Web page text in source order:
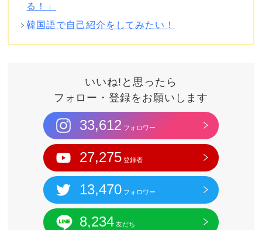
る！」
韓国語で自己紹介をしてみたい！
いいね!と思ったら
フォロー・登録をお願いします
33,612 フォロワー
27,275 登録者
13,470 フォロワー
8,234 友だち